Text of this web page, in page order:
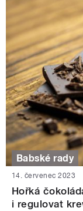
Babské rady
14. červenec 2023
Hořká
i regulovat